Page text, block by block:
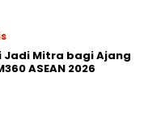
Jadi Mitra bagi Ajang
ASEAN 2026